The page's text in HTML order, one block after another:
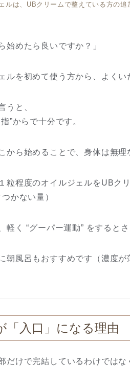
ルは、UBクリームで整えている方の追
始めたら良いですか？」
ルを初めて使う方から、よくい
うと、
”からで十分です。
から始めることで、身体は無理
粒程度のオイルジェルをUBク
かない量）
軽く “グーパー運動” をすると
朝風呂もおすすめです（濃度
「入口」になる理由
だけで完結しているわけでは